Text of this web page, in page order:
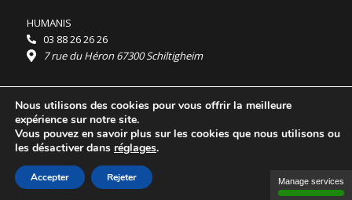
HUMANIS
03 88 26 26 26
7 rue du Héron 67300 Schiltigheim
Horaires :
HUMANIS : du lundi au vendredi 9h - 18h
Ordidocaz : du lundi au vendredi 8h - 19h
© 2025 HUMANIS, tous droits réservés.
Licence Creative Commons Attribution 4.0
International
Nous utilisons des cookies pour vous offrir la meilleure
expérience sur notre site.
Vous pouvez en savoir plus sur les cookies que nous utilisons ou
les désactiver dans réglages.
Accepter Rejeter Manage services